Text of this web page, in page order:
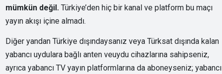
mümkün değil. Türkiye’den hiç bir kanal ve platform bu maçı
yayın akışı içine almadı.
Diğer yandan Türkiye dışındaysanız veya Türksat dışında kalan
yabancı uydulara bağlı anten veuydu cihazlarına sahipseniz,
ayrıca yabancı TV yayın platformlarına da aboneyseniz; yabancı